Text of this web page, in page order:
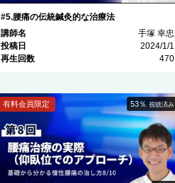
#5.腰痛の伝統鍼灸的な治療法
講師名
手塚 幸忠
投稿日
2024/1/1
再生回数
470
53％視聴済み
有料会員限定